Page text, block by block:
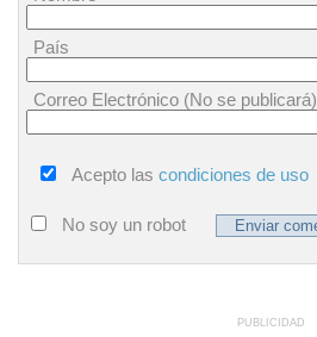
País
Correo Electrónico (No se publicará)
Acepto las condiciones de uso
No soy un robot
PUBLICIDAD